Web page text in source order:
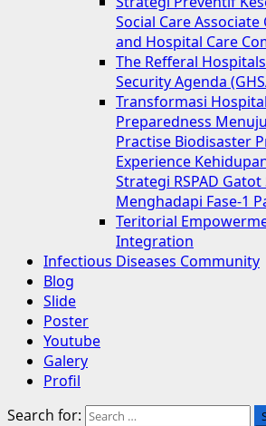
Social Care Associate
and Hospital Care
The Refferal
Security Agenda
Transformasi
Preparedness
Practise Biodisaster
Experience
Strategi RSPAD
Menghadapi Fase-1
Teritorial
Integration
Infectious Diseases Community
Blog
Slide
Poster
Youtube
Galery
Profil
Search for: